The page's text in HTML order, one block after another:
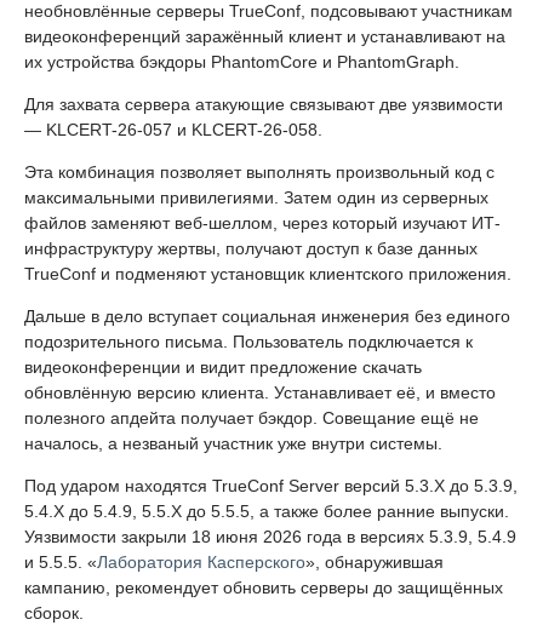
необновлённые серверы TrueConf, подсовывают участникам
видеоконференций заражённый клиент и устанавливают на
их устройства бэкдоры PhantomCore и PhantomGraph.
Для захвата сервера атакующие связывают две уязвимости
— KLCERT-26-057 и KLCERT-26-058.
Эта комбинация позволяет выполнять произвольный код с
максимальными привилегиями. Затем один из серверных
файлов заменяют веб-шеллом, через который изучают ИТ-
инфраструктуру жертвы, получают доступ к базе данных
TrueConf и подменяют установщик клиентского приложения.
Дальше в дело вступает социальная инженерия без единого
подозрительного письма. Пользователь подключается к
видеоконференции и видит предложение скачать
обновлённую версию клиента. Устанавливает её, и вместо
полезного апдейта получает бэкдор. Совещание ещё не
началось, а незваный участник уже внутри системы.
Под ударом находятся TrueConf Server версий 5.3.X до 5.3.9,
5.4.X до 5.4.9, 5.5.X до 5.5.5, а также более ранние выпуски.
Уязвимости закрыли 18 июня 2026 года в версиях 5.3.9, 5.4.9
и 5.5.5. «Лаборатория Касперского», обнаружившая
кампанию, рекомендует обновить серверы до защищённых
сборок.